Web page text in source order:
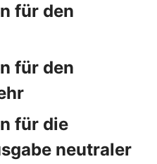
für den
für den
für die
neutraler